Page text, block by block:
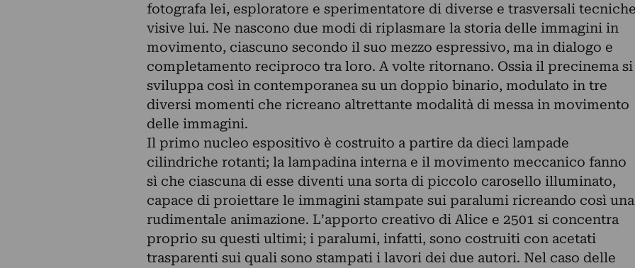
fotografa lei, esploratore e sperimentatore di diverse e trasversali
visive lui. Ne nascono due modi di riplasmare la storia delle immagini in
movimento, ciascuno secondo il suo mezzo espressivo, ma in dialogo e
completamento reciproco tra loro. A volte ritornano. Ossia il precinema si
sviluppa così in contemporanea su un doppio binario, modulato in tre
diversi momenti che ricreano altrettante modalità di messa in movimento
delle immagini.
Il primo nucleo espositivo è costruito a partire da dieci lampade
cilindriche rotanti; la lampadina interna e il movimento meccanico fanno
sì che ciascuna di esse diventi una sorta di piccolo carosello illuminato,
capace di proiettare le immagini stampate sui paralumi ricreando così una
rudimentale animazione. L’apporto creativo di Alice e 2501 si concentra
proprio su questi ultimi; i paralumi, infatti, sono costruiti con acetati
trasparenti sui quali sono stampati i lavori dei due autori. Nel caso delle